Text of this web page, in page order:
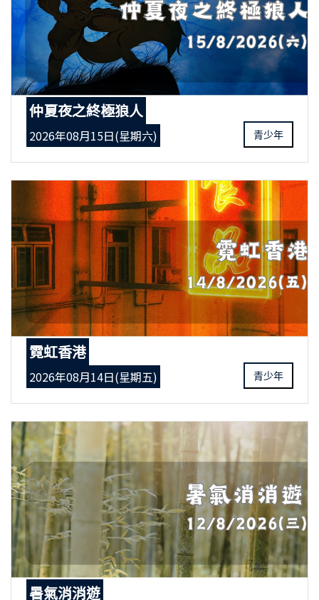
仲夏夜之終極狼人
2026年08月15日(星期六) 青少年
霓虹香港
2026年08月14日(星期五) 青少年
暑氣消消遊